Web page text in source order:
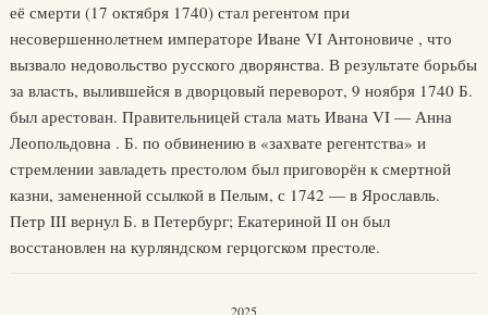
её смерти (17 октября 1740) стал регентом при
несовершеннолетнем императоре Иване VI Антоновиче , что
вызвало недовольство русского дворянства. В результате борьбы
за власть, вылившейся в дворцовый переворот, 9 ноября 1740 Б.
был арестован. Правительницей стала мать Ивана VI — Анна
Леопольдовна . Б. по обвинению в «захвате регентства» и
стремлении завладеть престолом был приговорён к смертной
казни, замененной ссылкой в Пелым, с 1742 — в Ярославль.
Петр III вернул Б. в Петербург; Екатериной II он был
восстановлен на курляндском герцогском престоле.
2025